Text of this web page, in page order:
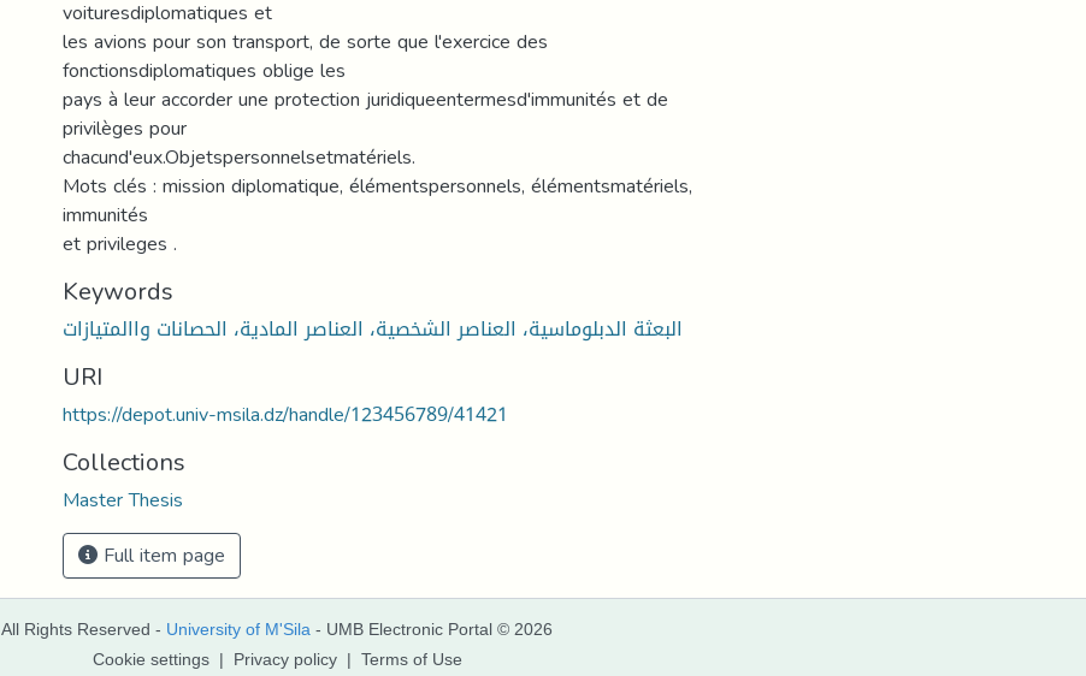
voituresdiplomatiques et
les avions pour son transport, de sorte que l'exercice des
fonctionsdiplomatiques oblige les
pays à leur accorder une protection juridiqueentermesd'immunités et de
privilèges pour
chacund'eux.Objetspersonnelsetmatériels.
Mots clés : mission diplomatique, élémentspersonnels, élémentsmatériels,
immunités
et privileges .
Keywords
البعثة الدبلوماسية، العناصر الشخصية، العناصر المادية، الحصانات واالمتيازات
URI
https://depot.univ-msila.dz/handle/123456789/41421
Collections
Master Thesis
Full item page
All Rights Reserved - University of M'Sila - UMB Electronic Portal © 2026
Cookie settings | Privacy policy | Terms of Use